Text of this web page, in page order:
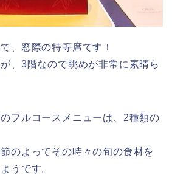
、窓際の特等席です！
、3階なので眺めが非常に素晴ら
フルコースメニューは、2種類の
のよってその時々の旬の食材を
うです。